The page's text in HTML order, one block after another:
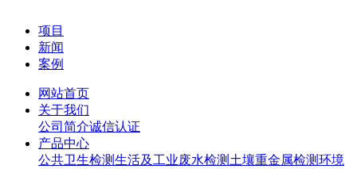
项目
新闻
案例
网站首页
关于我们
公司简介诚信认证
产品中心
公共卫生检测生活及工业废水检测 土壤重金属检测环境